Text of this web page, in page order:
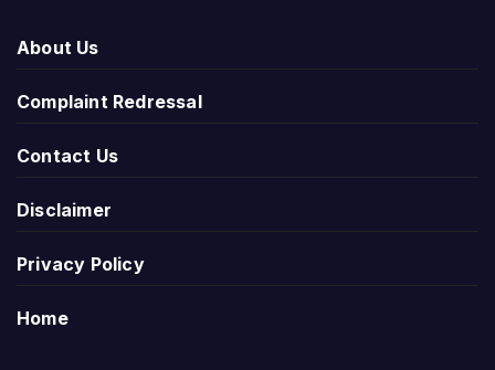
About Us
Complaint Redressal
Contact Us
Disclaimer
Privacy Policy
Home